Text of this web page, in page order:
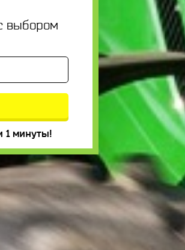
выбором
1 минуты!